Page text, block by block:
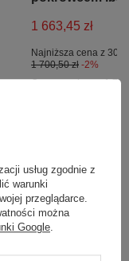
1 663,45 zł
Najniższa cena z 30
1 700,50 zł -2%
Cena regularna:1
Zadaj pytanie
usług zgodnie z
warunki
przeglądarce.
można
Google.